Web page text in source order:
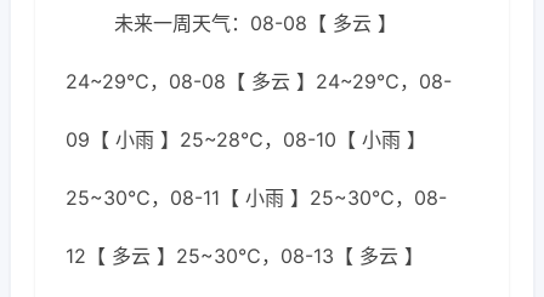
未来一周天气：08-08【 多云 】
24~29℃，08-08【 多云 】24~29℃，08-
09【 小雨 】25~28℃，08-10【 小雨 】
25~30℃，08-11【 小雨 】25~30℃，08-
12【 多云 】25~30℃，08-13【 多云 】